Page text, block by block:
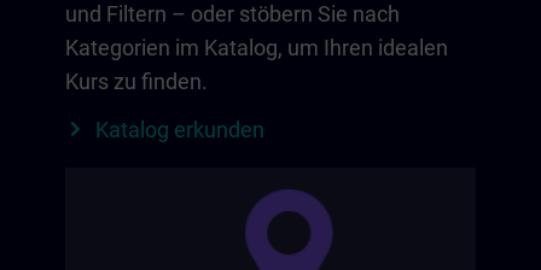
und Filtern – oder stöbern Sie nach
Kategorien im Katalog, um Ihren idealen
Kurs zu finden.
Katalog erkunden